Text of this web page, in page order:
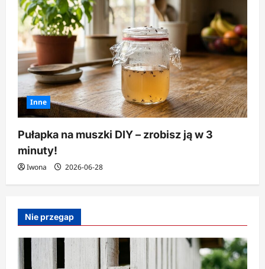
Inne
Pułapka na muszki DIY – zrobisz ją w 3
minuty!
Iwona 2026-06-28
Nie przegap